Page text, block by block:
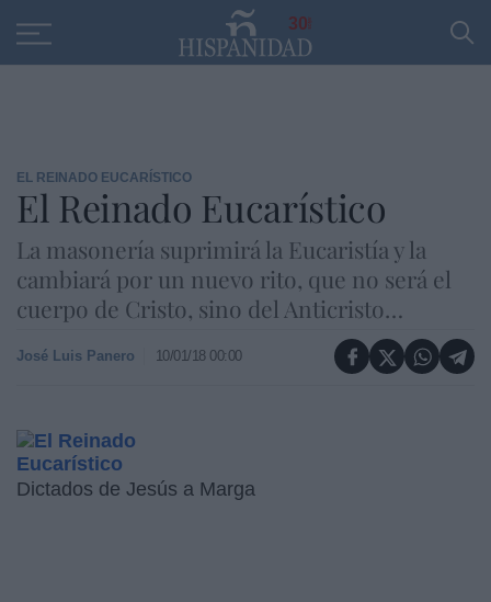
30
EL REINADO EUCARÍSTICO
El Reinado Eucarístico
La masonería suprimirá la Eucaristía y la
cambiará por un nuevo rito, que no será el
cuerpo de Cristo, sino del Anticristo…
José Luis Panero 10/01/18 00:00
Dictados de Jesús a Marga